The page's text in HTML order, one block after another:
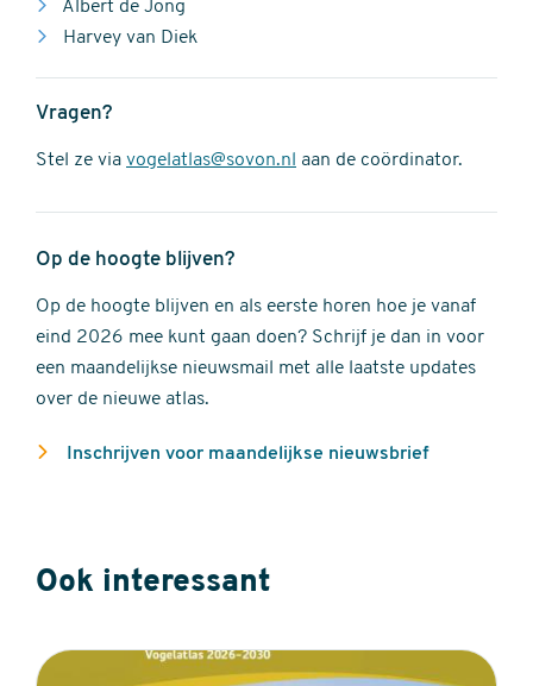
Albert de Jong
Harvey van Diek
Vragen?
Stel ze via vogelatlas@sovon.nl aan de coördinator.
Op de hoogte blijven?
Op de hoogte blijven en als eerste horen hoe je vanaf
eind 2026 mee kunt gaan doen? Schrijf je dan in voor
een maandelijkse nieuwsmail met alle laatste updates
over de nieuwe atlas.
Inschrijven voor maandelijkse nieuwsbrief
Ook interessant